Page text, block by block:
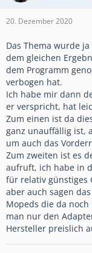
20. Dezember 2020
Das Thema wurde
dem gleichen
dem Programm
verbogen hat.
Ich habe mir dann
er verspricht, hat
Zum einen ist da
ganz unauffällig ist,
um auch das
Zum zweiten ist es
aufruft, ich habe in
für relativ günstiges
aber auch sagen
Mopeds die da
man nur den
Hersteller preislich
RD80LC, FJ1100,